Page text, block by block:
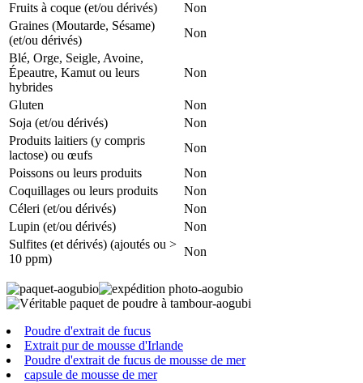
Fruits à coque (et/ou dérivés)
Non
Graines (Moutarde, Sésame)
(et/ou dérivés)
Non
Blé, Orge, Seigle, Avoine,
Épeautre, Kamut ou leurs
hybrides
Non
Gluten
Non
Soja (et/ou dérivés)
Non
Produits laitiers (y compris
lactose) ou œufs
Non
Poissons ou leurs produits
Non
Coquillages ou leurs produits
Non
Céleri (et/ou dérivés)
Non
Lupin (et/ou dérivés)
Non
Sulfites (et dérivés) (ajoutés ou >
10 ppm)
Non
Poudre d'extrait de fucus
Extrait pur de mousse d'Irlande
Poudre d'extrait de fucus de mousse de mer
capsule de mousse de mer